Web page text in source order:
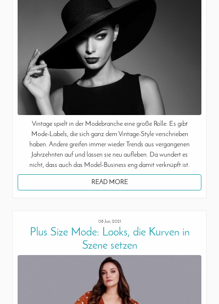
Vintage spielt in der Modebranche eine große Rolle: Es gibt
Mode-Labels, die sich ganz dem Vintage-Style verschrieben
haben. Andere greifen immer wieder Trends aus vergangenen
Jahrzehnten auf und lassen sie neu aufleben. Da wundert es
nicht, dass auch das Model-Business eng damit verknüpft ist.
READ MORE
08 Jun, 2021
Plus Size Mode: Looks, die Kurven in
Szene setzen